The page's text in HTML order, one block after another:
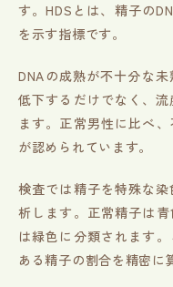
す。HDSとは、精子の
を示す指標です。
DNAの成熟が不十分な
低下するだけでなく、
ます。正常男性に比べ
が認められています。
検査では精子を特殊な
析します。正常精子は
は緑色に分類されます
ある精子の割合を精密に